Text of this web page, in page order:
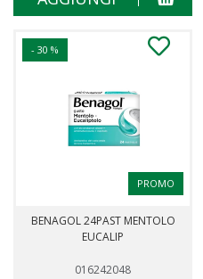
- 30 %
PROMO
BENAGOL 24PAST MENTOLO
EUCALIP
016242048